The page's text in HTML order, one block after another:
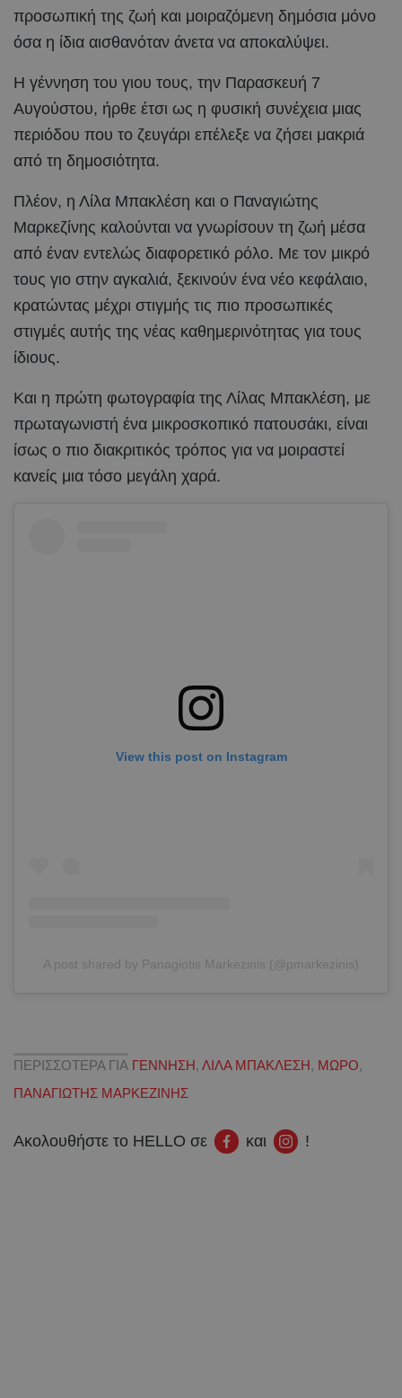
προσωπική της ζωή και μοιραζόμενη δημόσια μόνο
όσα η ίδια αισθανόταν άνετα να αποκαλύψει.
Η γέννηση του γιου τους, την Παρασκευή 7
Αυγούστου, ήρθε έτσι ως η φυσική συνέχεια μιας
περιόδου που το ζευγάρι επέλεξε να ζήσει μακριά
από τη δημοσιότητα.
Πλέον, η Λίλα Μπακλέση και ο Παναγιώτης
Μαρκεζίνης καλούνται να γνωρίσουν τη ζωή μέσα
από έναν εντελώς διαφορετικό ρόλο. Με τον μικρό
τους γιο στην αγκαλιά, ξεκινούν ένα νέο κεφάλαιο,
κρατώντας μέχρι στιγμής τις πιο προσωπικές
στιγμές αυτής της νέας καθημερινότητας για τους
ίδιους.
Και η πρώτη φωτογραφία της Λίλας Μπακλέση, με
πρωταγωνιστή ένα μικροσκοπικό πατουσάκι, είναι
ίσως ο πιο διακριτικός τρόπος για να μοιραστεί
κανείς μια τόσο μεγάλη χαρά.
View this post on Instagram
A post shared by Panagiotis Markezinis (@pmarkezinis)
ΠΕΡΙΣΣΟΤΕΡΑ ΓΙΑ ΓΕΝΝΗΣΗ, ΛΙΛΑ ΜΠΑΚΛΕΣΗ, ΜΩΡΟ,
ΠΑΝΑΓΙΩΤΗΣ ΜΑΡΚΕΖΙΝΗΣ
Ακολουθήστε το HELLO σε και !